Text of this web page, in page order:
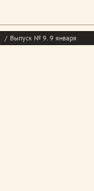
Выпуск № 9. 9 января